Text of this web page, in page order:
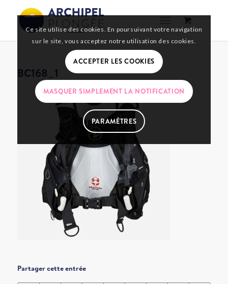
BC168_1
Partager cette entrée
Ce site utilise des cookies. En poursuivant votre navigation
sur le site, vous acceptez notre utilisation des cookies.
ACCEPTER LES COOKIES
MASQUER SIMPLEMENT LA NOTIFICATION
PARAMÈTRES